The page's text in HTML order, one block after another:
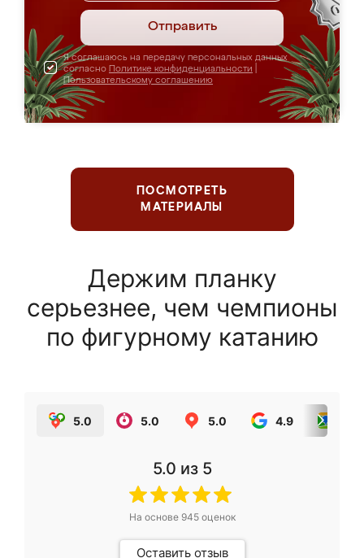
Отправить
Я соглашаюсь на передачу персональных данных
согласно Политике конфиденциальности
Пользовательскому соглашению
ПОСМОТРЕТЬ
МАТЕРИАЛЫ
Держим планку
серьезнее, чем чемпионы
по фигурному катанию
5.0 5.0 5.0 4.9
5.0 из 5
На основе 945оценок
Оставить отзыв